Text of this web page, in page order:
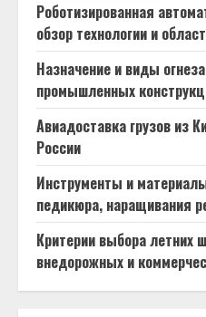
Роботизированная
обзор технологии и
Назначение и виды
промышленных
Авиадоставка грузов из
России
Инструменты и
педикюра, наращивания
Критерии выбора летних
внедорожных и